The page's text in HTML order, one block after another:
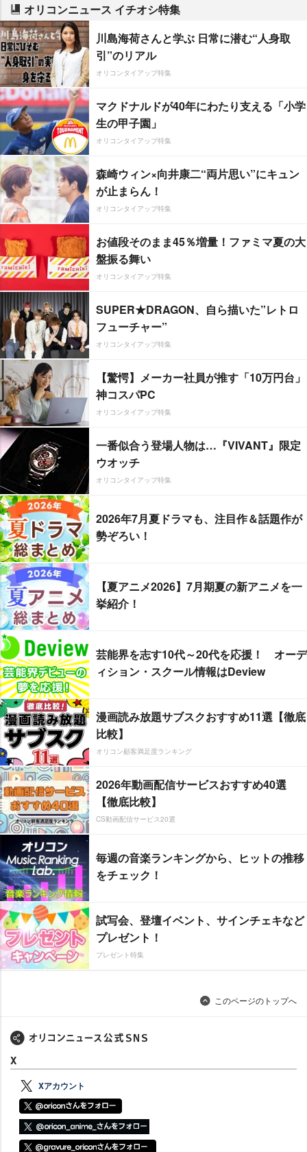
オリコンニュース イチオシ特集
川島海荷さんと学ぶ 日常に潜む“人身取
引”のリアル
オリコンタイアップ特集
マクドナルドが40年にわたり支える「小学
生の甲子園」
オリコンタイアップ特集
森崎ウィン×向井康二“両片思い”にキュン
が止まらん！
オリコンタイアップ特集
お値段そのまま45％増量！ファミマ夏の大
盤振る舞い
オリコンタイアップ特集
SUPER★DRAGON、自ら描いた”レトロ
フューチャー”
オリコンタイアップ特集
【驚愕】メーカー社員が推す「10万円台」
神コスパPC
オリコンタイアップ特集
一番似合う登場人物は…『VIVANT』限定
ウオッチ
オリコンタイアップ特集
2026年7月夏ドラマも、注目作＆話題作が
勢ぞろい！
【夏アニメ2026】7月期夏の新アニメを一
挙紹介！
芸能界を志す10代～20代を応援！ オーデ
ィション・スクール情報はDeview
漫画読み放題サブスクおすすめ11選【徹底
比較】
オリコン顧客満足度ランキング
2026年動画配信サービスおすすめ40選
【徹底比較】
CS動画配信サービス20選
毎週の音楽ランキングから、ヒットの推移
をチェック！
試写会、登壇イベント、サインチェキなど
プレゼント！
プレゼント特集
このページのトップへ
X
Xアカウント